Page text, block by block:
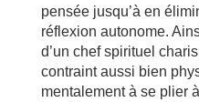
pensée jusqu’à en
réflexion autonome.
d’un chef spirituel
contraint aussi bien
mentalement à se plier